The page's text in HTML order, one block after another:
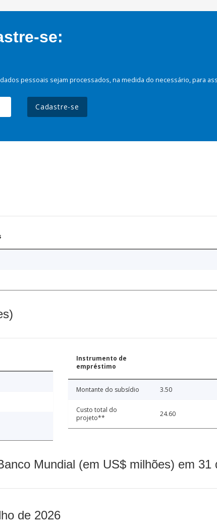
se:
pessoais sejam processados, na medida do necessário, para
Cadastre-se
Instrumento de
empréstimo
Montante do subsídio 3.50
Custo total do
projeto**
24.60
Mundial (em US$ milhões) em 31
de 2026